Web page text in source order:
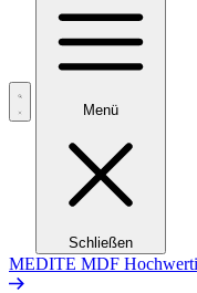
Menü
Schließen
MEDITE MDF